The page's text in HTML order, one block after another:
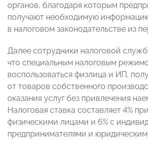
органов, благодаря которым
получают необходимую
в налоговом законодательстве из
Далее сотрудники налоговой
что специальным налоговым
воспользоваться физлица и ИП,
от товаров собственного
оказания услуг без привлечения
Налоговая ставка составляет 4%
физическими лицами и 6% с
предпринимателями и